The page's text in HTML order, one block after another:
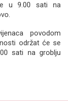
u 9.00 sati na
povodom
održat će se
sati na groblju